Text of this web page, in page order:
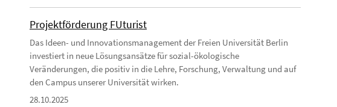
Projektförderung FUturist
Das Ideen- und Innovationsmanagement der Freien Universität Berlin
investiert in neue Lösungsansätze für sozial-ökologische
Veränderungen, die positiv in die Lehre, Forschung, Verwaltung und auf
den Campus unserer Universität wirken.
28.10.2025